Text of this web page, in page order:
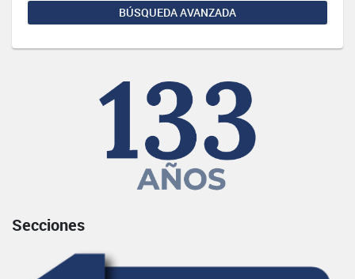
BÚSQUEDA AVANZADA
Secciones